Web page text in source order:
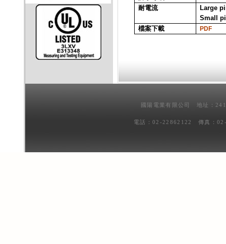
耐電流
Large
Small
檔案下載
PDF
國陽電業有限公司 地址：
電話：02-22862122 傳真：